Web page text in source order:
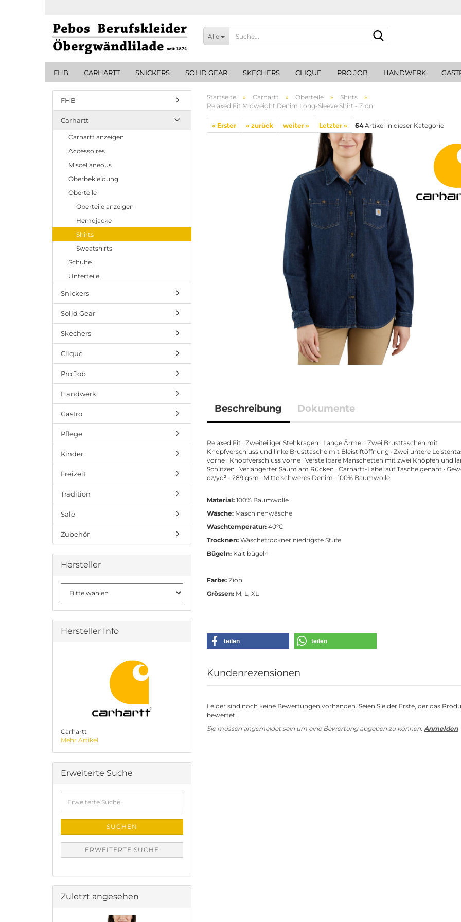
Alle
FHB CARHARTT SNICKERS SOLID GEAR SKECHERS CLIQUE PRO JOB HANDWERK
Startseite » Carhartt » Oberteile » Shirts
»
Relaxed Fit Midweight Denim Long-Sleeve Shirt - Zion
« Erster « zurück weiter » Letzter » 64Artikel in dieser Kategorie
Beschreibung Dokumente
Relaxed Fit · Zweiteiliger Stehkragen · Lange Ärmel · Zwei Brusttaschen mit
Knopfverschluss und linke Brusttasche mit Bleistiftöffnung · Zwei untere
vorne · Knopfverschluss vorne · Verstellbare Manschetten mit zwei Knöpfen und
Schlitzen · Verlängerter Saum am Rücken · Carhartt-Label auf Tasche genäht ·
oz/yd² - 289 gsm · Mittelschweres Denim · 100% Baumwolle
Material: 100% Baumwolle
Wäsche: Maschinenwäsche
Waschtemperatur: 40°C
Trocknen: Wäschetrockner niedrigste Stufe
Bügeln: Kalt bügeln
Farbe: Zion
Grössen: M, L, XL
teilen teilen
Kundenrezensionen
Leider sind noch keine Bewertungen vorhanden. Seien Sie der Erste, der das
bewertet.
Sie müssen angemeldet sein um eine Bewertung abgeben zu können. Anmelden
FHB
Carhartt
Carhartt anzeigen
Accessoires
Miscellaneous
Oberbekleidung
Oberteile
Oberteile anzeigen
Hemdjacke
Shirts
Sweatshirts
Schuhe
Unterteile
Snickers
Solid Gear
Skechers
Clique
Pro Job
Handwerk
Gastro
Pflege
Kinder
Freizeit
Tradition
Sale
Zubehör
Hersteller
Hersteller Info
Carhartt
Mehr Artikel
Erweiterte Suche
Suche
SUCHEN
ERWEITERTE SUCHE
Zuletzt angesehen